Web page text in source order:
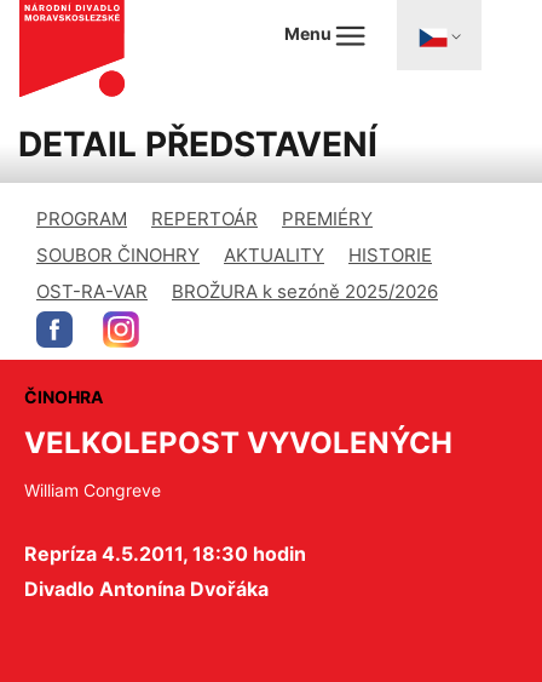
Menu
DETAIL PŘEDSTAVENÍ
PROGRAM REPERTOÁR
PREMIÉRY
SOUBOR ČINOHRY
AKTUALITY
HISTORIE
OST-RA-VAR
BROŽURA k sezóně 2025/2026
ČINOHRA
VELKOLEPOST VYVOLENÝCH
William Congreve
Repríza 4.5.2011, 18:30 hodin
Divadlo Antonína Dvořáka